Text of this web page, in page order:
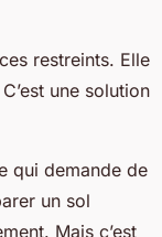
restreints. Elle
une solution
qui demande de
un sol
Mais c’est